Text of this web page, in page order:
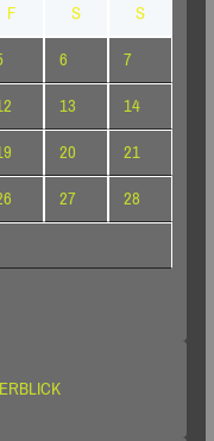
F S
S
6
7
13
14
20
21
27
28